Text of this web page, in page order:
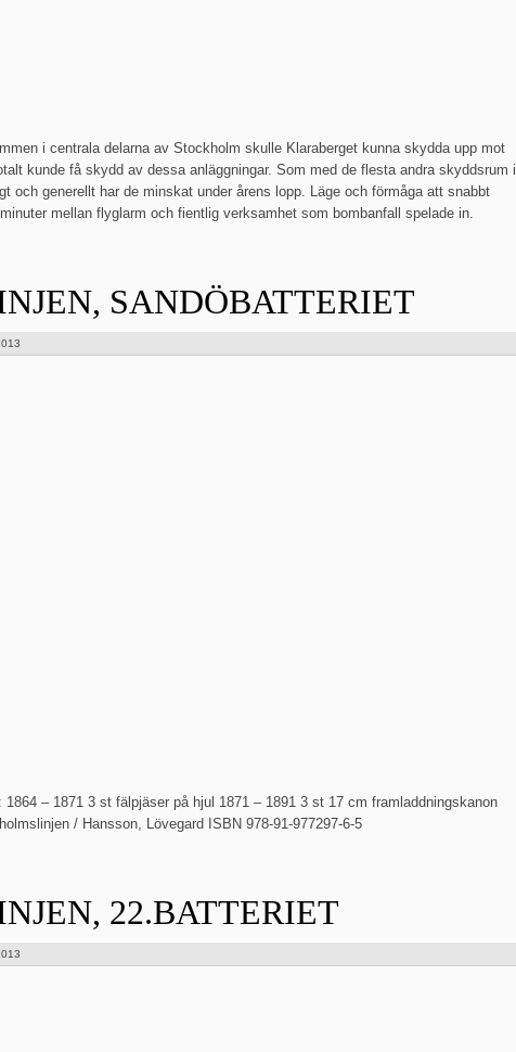
i centrala delarna av Stockholm skulle Klaraberget kunna skydda upp mot
kunde få skydd av dessa anläggningar. Som med de flesta andra skyddsrum i
och generellt har de minskat under årens lopp. Läge och förmåga att snabbt
mellan flyglarm och fientlig verksamhet som bombanfall spelade in.
SANDÖBATTERIET
1864 – 1871 3 st fälpjäser på hjul 1871 – 1891 3 st 17 cm framladdningskanon
/ Hansson, Lövegard ISBN 978-91-977297-6-5
22.BATTERIET